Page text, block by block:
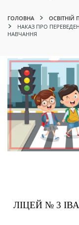
ГОЛОВНА ОСВІТНІЙ
НАКАЗ ПРО
НАВЧАННЯ